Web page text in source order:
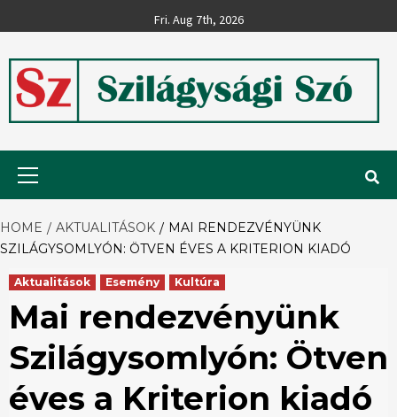
to
Fri. Aug 7th, 2026
Szilágysági
Szó
HOME AKTUALITÁSOK
MAI RENDEZVÉNYÜNK
SZILÁGYSOMLYÓN: ÖTVEN ÉVES A KRITERION KIADÓ
Aktualitások Esemény Kultúra
Mai rendezvényünk
Szilágysomlyón: Ötven
éves a Kriterion kiadó